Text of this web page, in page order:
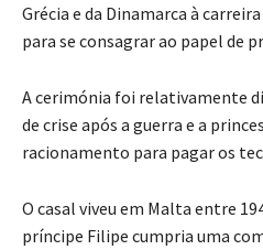
Grécia e da Dinamarca à
para se consagrar ao papel de
A cerimónia foi relativamente
de crise após a guerra e a
racionamento para pagar os
O casal viveu em Malta entre
príncipe Filipe cumpria uma